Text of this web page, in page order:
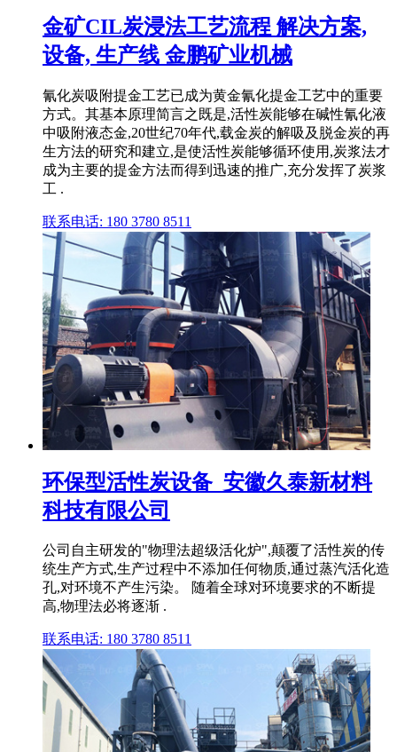
金矿CIL炭浸法工艺流程 解决方案,
设备, 生产线 金鹏矿业机械
氰化炭吸附提金工艺已成为黄金氰化提金工艺中的重要
方式。其基本原理简言之既是,活性炭能够在碱性氰化液
中吸附液态金,20世纪70年代,载金炭的解吸及脱金炭的再
生方法的研究和建立,是使活性炭能够循环使用,炭浆法才
成为主要的提金方法而得到迅速的推广,充分发挥了炭浆
工 .
联系电话: 180 3780 8511
环保型活性炭设备_安徽久泰新材料
科技有限公司
公司自主研发的"物理法超级活化炉",颠覆了活性炭的传
统生产方式,生产过程中不添加任何物质,通过蒸汽活化造
孔,对环境不产生污染。 随着全球对环境要求的不断提
高,物理法必将逐渐 .
联系电话: 180 3780 8511